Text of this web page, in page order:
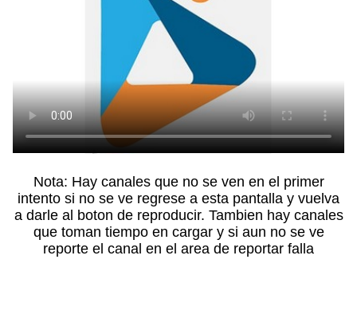
Nota: Hay canales que no se ven en el primer
intento si no se ve regrese a esta pantalla y vuelva
a darle al boton de reproducir. Tambien hay canales
que toman tiempo en cargar y si aun no se ve
reporte el canal en el area de reportar falla